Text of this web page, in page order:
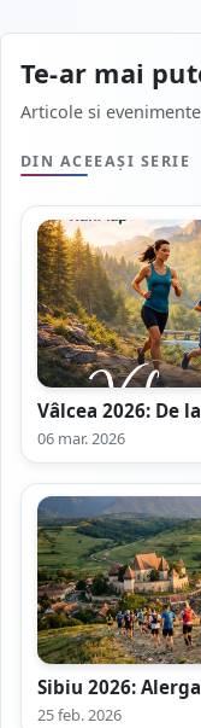
Te-ar mai
Articole si
DIN ACEEAȘI SERIE
Vâlcea 2026: De
06 mar. 2026
Sibiu 2026:
25 feb. 2026